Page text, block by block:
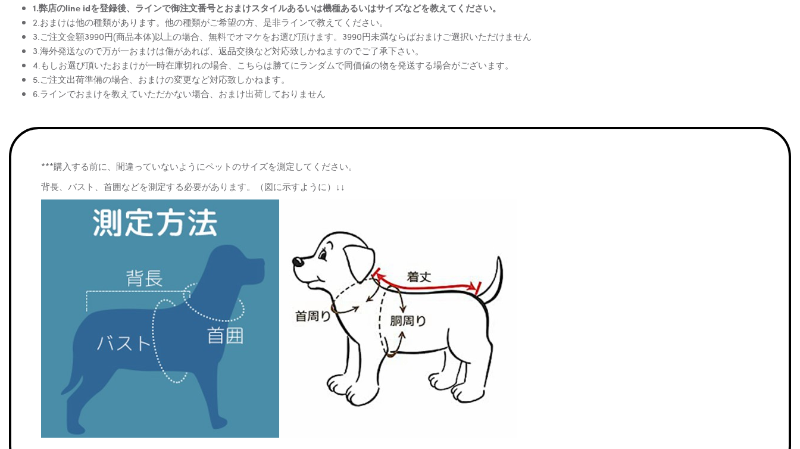
1.弊店のline idを登録後、ラインで御注文番号とおまけスタイルあるいは機種あるいはサイズなどを教えてください。
2.おまけは他の種類があります。他の種類がご希望の方、是非ラインで教えてください。
3.ご注文金額3990円(商品本体)以上の場合、無料でオマケをお選び頂けます。3990円未満ならばおまけご選択いただけません
3.海外発送なので万が一おまけは傷があれば、返品交換など対応致しかねますのでご了承下さい。
4.もしお選び頂いたおまけが一時在庫切れの場合、こちらは勝てにランダムで同価値の物を発送する場合がございます。
5.ご注文出荷準備の場合、おまけの変更など対応致しかねます。
6.ラインでおまけを教えていただかない場合、おまけ出荷しておりません
***購入する前に、間違っていないようにペットのサイズを測定してください。
背長、バスト、首囲などを測定する必要があります。（図に示すように）↓↓